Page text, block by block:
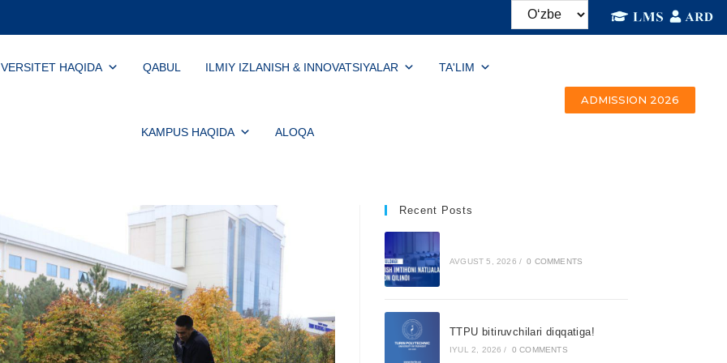
HAQIDA QABUL ILMIY IZLANISH & INNOVATSIYALAR TA'LIM
KAMPUS HAQIDA ALOQA
ADMISSION 2026
Recent Posts
AVGUST 5, 2026 / 0 COMMENTS
TTPU bitiruvchilari diqqatiga!
IYUL 2, 2026 / 0 COMMENTS